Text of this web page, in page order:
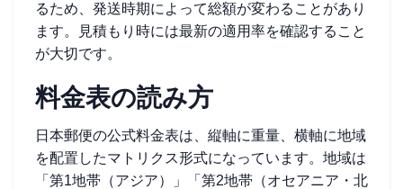
るため、発送時期によって総額が変わることがあり
ます。見積もり時には最新の適用率を確認すること
が大切です。
料金表の読み方
日本郵便の公式料金表は、縦軸に重量、横軸に地域
を配置したマトリクス形式になっています。地域は
「第1地帯（アジア）」「第2地帯（オセアニア・北